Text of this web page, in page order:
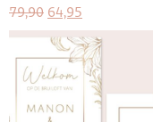
79,90 64,95